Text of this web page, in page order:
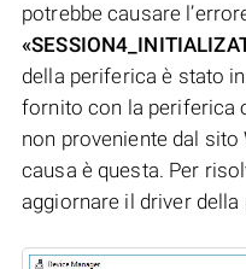
potrebbe causare
della periferica è stato
fornito con la periferica
non proveniente dal
causa è questa. Per
aggiornare il driver della